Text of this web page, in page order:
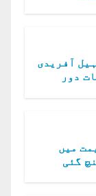
آفریدی
دور
میں